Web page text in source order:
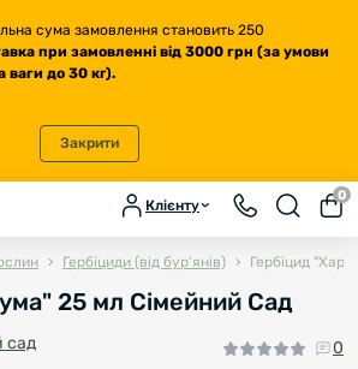
сума замовлення становить 250
при замовленні від 3000 грн (за умови
ваги до 30 кг).
Закрити
Клієнту
0
Гербіциди (від бур’янів) Гербіцид
25 мл Сімейний Сад
сад
0